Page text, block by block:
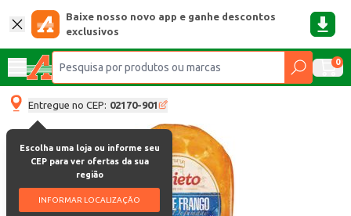
Baixe nosso novo app e ganhe descontos
exclusivos
0
Entregue no CEP: 02170-901
Escolha uma loja ou informe seu
CEP para ver ofertas da sua
região
INFORMAR LOCALIZAÇÃO